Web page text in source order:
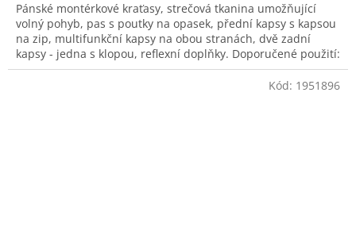
Pánské montérkové kraťasy, strečová tkanina umožňující
volný pohyb, pas s poutky na opasek, přední kapsy s kapsou
na zip, multifunkční kapsy na obou stranách, dvě zadní
kapsy - jedna s klopou, reflexní doplňky. Doporučené použití:
letní pracovní oděv
Kód: 1951896